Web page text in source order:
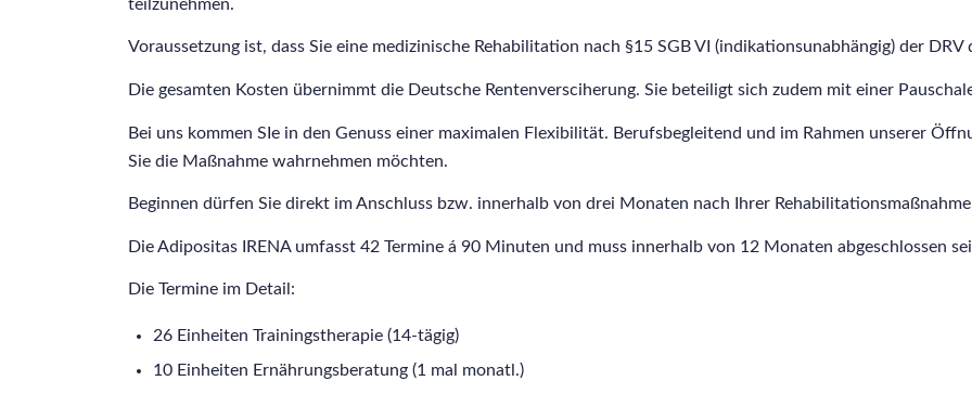
teilzunehmen.
Voraussetzung ist, dass Sie eine medizinische Rehabilitation nach §15 SGB VI (indikationsunabhängig) der
Die gesamten Kosten übernimmt die Deutsche Rentenversciherung. Sie beteiligt sich zudem mit einer
Bei uns kommen SIe in den Genuss einer maximalen Flexibilität. Berufsbegleitend und im Rahmen unserer
Sie die Maßnahme wahrnehmen möchten.
Beginnen dürfen Sie direkt im Anschluss bzw. innerhalb von drei Monaten nach Ihrer
Die Adipositas IRENA umfasst 42 Termine á 90 Minuten und muss innerhalb von 12 Monaten abgeschlossen
Die Termine im Detail:
26 Einheiten Trainingstherapie (14-tägig)
10 Einheiten Ernährungsberatung (1 mal monatl.)